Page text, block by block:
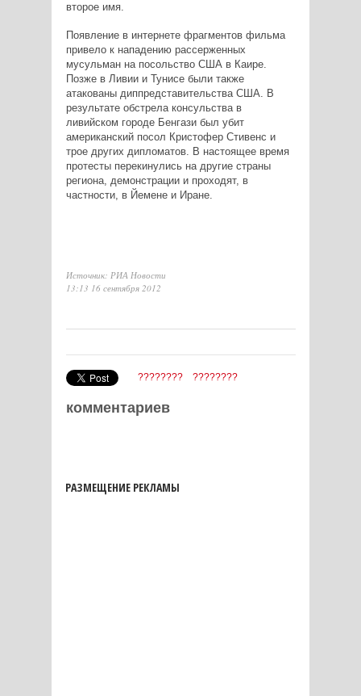
второе имя.
Появление в интернете фрагментов фильма
привело к нападению рассерженных
мусульман на посольство США в Каире.
Позже в Ливии и Тунисе были также
атакованы диппредставительства США. В
результате обстрела консульства в
ливийском городе Бенгази был убит
американский посол Кристофер Стивенс и
трое других дипломатов. В настоящее время
протесты перекинулись на другие страны
региона, демонстрации и проходят, в
частности, в Йемене и Иране.
Источник: РИА Новости
13:13 16 сентября 2012
???????? ????????
комментариев
РАЗМЕЩЕНИЕ РЕКЛАМЫ